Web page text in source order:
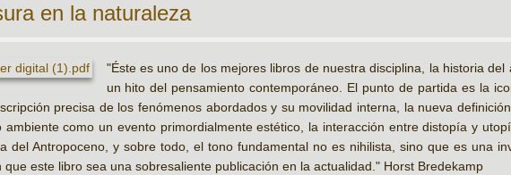
en la naturaleza
"Éste es uno de los mejores libros de nuestra disciplina, la historia
un hito del pensamiento contemporáneo. El punto de partida es la
precisa de los fenómenos abordados y su movilidad interna, la nueva
ambiente como un evento primordialmente estético, la interacción entre distopía y
del Antropoceno, y sobre todo, el tono fundamental no es nihilista, sino que es una
que este libro sea una sobresaliente publicación en la actualidad." Horst Bredekamp